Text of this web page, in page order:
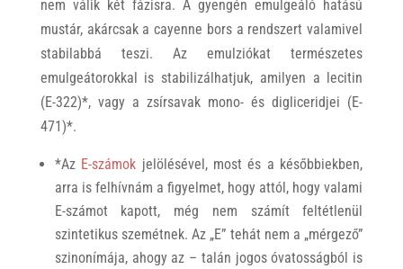
nem válik két fázisra. A gyengén emulgeáló hatású
mustár, akárcsak a cayenne bors a rendszert valamivel
stabilabbá teszi. Az emulziókat természetes
emulgeátorokkal is stabilizálhatjuk, amilyen a lecitin
(E-322)*, vagy a zsírsavak mono- és digliceridjei (E-
471)*.
*Az E-számok jelölésével, most és a későbbiekben,
arra is felhívnám a figyelmet, hogy attól, hogy valami
E-számot kapott, még nem számít feltétlenül
szintetikus szemétnek. Az „E” tehát nem a „mérgező”
szinonímája, ahogy az – talán jogos óvatosságból is